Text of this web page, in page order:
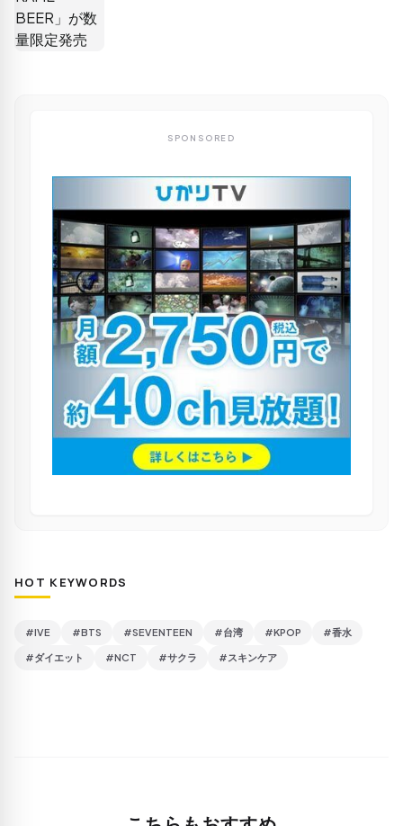
SPONSORED
HOT KEYWORDS
#IVE #BTS #SEVENTEEN #台湾 #KPOP #香水
#ダイエット #NCT #サクラ #スキンケア